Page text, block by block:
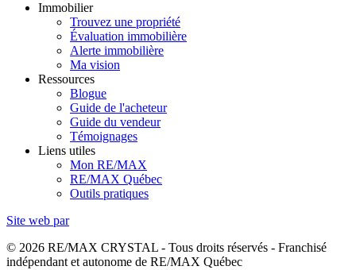
Immobilier
Trouvez une propriété
Évaluation immobilière
Alerte immobilière
Ma vision
Ressources
Blogue
Guide de l'acheteur
Guide du vendeur
Témoignages
Liens utiles
Mon RE/MAX
RE/MAX Québec
Outils pratiques
Site web par
© 2026 RE/MAX CRYSTAL - Tous droits réservés - Franchisé
indépendant et autonome de RE/MAX Québec